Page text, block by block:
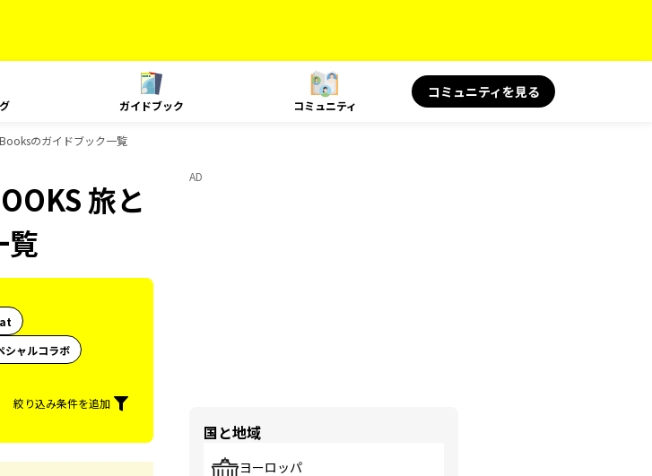
ガイドブック コミュニティ
コミュニティを見る
のガイドブック一覧
旅と
覧
シャルコラボ
絞り込み条件を追加
AD
国と地域
ヨーロッパ